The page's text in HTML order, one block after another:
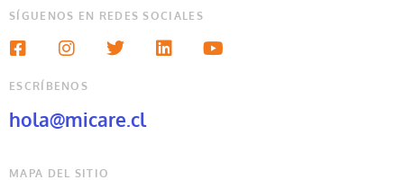
SÍGUENOS EN REDES SOCIALES
ESCRÍBENOS
hola@micare.cl
MAPA DEL SITIO